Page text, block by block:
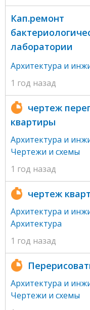
Кап.ремонт
лаборатории
Архитектура и
1 год назад
чертеж
квартиры
Архитектура и
Чертежи и схемы
1 год назад
чертеж
Архитектура и
Архитектура
1 год назад
Архитектура и
Чертежи и схемы